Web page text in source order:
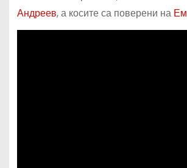
Андреев, а косите са поверени на